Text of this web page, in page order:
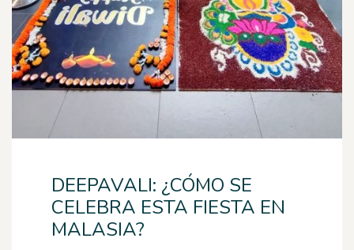
DEEPAVALI: ¿CÓMO SE
CELEBRA ESTA FIESTA EN
MALASIA?